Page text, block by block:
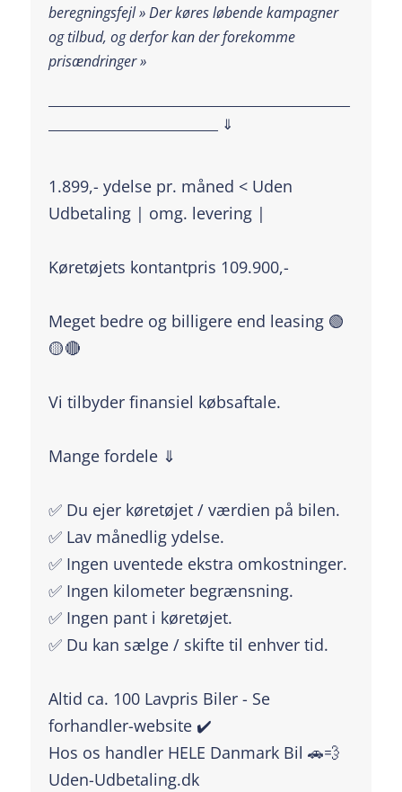
beregningsfejl »Der køres løbende kampagner
og tilbud, og derfor kan der forekomme
prisændringer »
___________________________ ⇓
1.899,- ydelse pr. måned < Uden
Udbetaling | omg. levering |
Køretøjets kontantpris 109.900,-
Meget bedre og billigere end leasing 🟢
🟡🔴
Vi tilbyder finansiel købsaftale.
Mange fordele ⇓
✅ Du ejer køretøjet / værdien på bilen.
✅ Lav månedlig ydelse.
✅ Ingen uventede ekstra omkostninger.
✅ Ingen kilometer begrænsning.
✅ Ingen pant i køretøjet.
✅ Du kan sælge / skifte til enhver tid.
Altid ca. 100 Lavpris Biler - Se
forhandler-website ✔️
Hos os handler HELE Danmark Bil 🚗💨
Uden-Udbetaling.dk